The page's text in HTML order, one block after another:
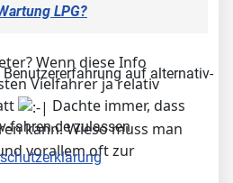
LPG?
Wenn diese Info
Vielfahrer ja relativ
Dachte immer, dass
kann. Wieso muss man
vorallem oft zur
auf alternativ-
fahren.de zulassen